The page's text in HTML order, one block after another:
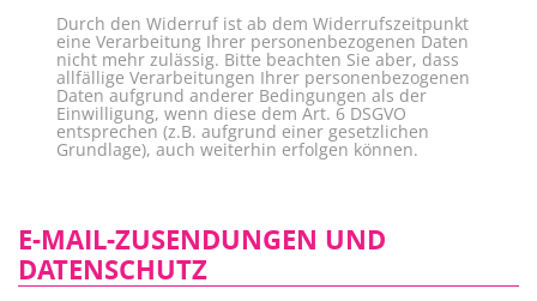
Durch den Widerruf ist ab dem Widerrufszeitpunkt
eine Verarbeitung Ihrer personenbezogenen Daten
nicht mehr zulässig. Bitte beachten Sie aber, dass
allfällige Verarbeitungen Ihrer personenbezogenen
Daten aufgrund anderer Bedingungen als der
Einwilligung, wenn diese dem Art. 6 DSGVO
entsprechen (z.B. aufgrund einer gesetzlichen
Grundlage), auch weiterhin erfolgen können.
E-MAIL-ZUSENDUNGEN UND
DATENSCHUTZ